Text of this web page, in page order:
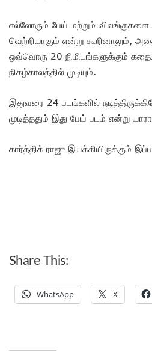
எல்லோரும் பேய் மற்றும்
வெற்றியாகும் என்று கூறினாலும்,
ஒவ்வொரு 20 நிமிடங்களுக்கும்
நிகழ்காலத்தில் முடியும்.
இதுவரை 24 படங்களில்
முடித்ததும் இது பேய் படம் என்று
கார்த்திக் ராஜு இயக்கியிருக்கும்
Share This:
WhatsApp X